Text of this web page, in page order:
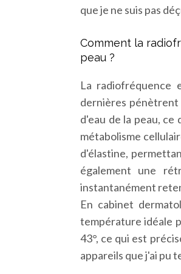
que je ne suis pas
Comment la
peau ?
La radiofréquence
dernières pénètrent
d'eau de la peau,
métabolisme
d'élastine,
également une
instantanément
En cabinet
température idéale
43°, ce qui est
appareils que j'ai pu